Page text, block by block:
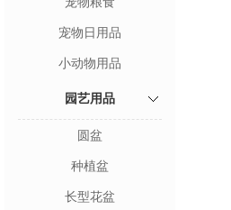
宠物日用品
小动物用品
园艺用品
圆盆
种植盆
长型花盆